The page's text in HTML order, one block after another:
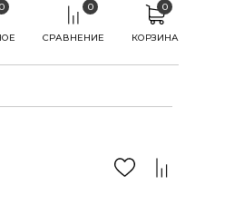
0 0
СРАВНЕНИЕ
0
КОРЗИНА